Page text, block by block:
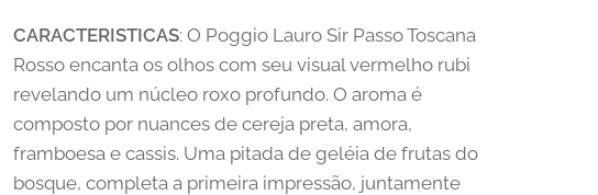
CARACTERISTICAS: O Poggio Lauro Sir Passo Toscana
Rosso encanta os olhos com seu visual vermelho rubi
revelando um núcleo roxo profundo. O aroma é
composto por nuances de cereja preta, amora,
framboesa e cassis. Uma pitada de geléia de frutas do
bosque, completa a primeira impressão, juntamente